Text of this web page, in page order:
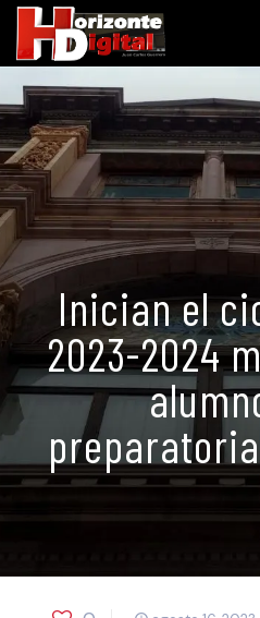
Inician el
2023-2024